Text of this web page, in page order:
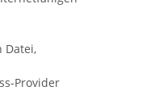
Datei,
Provider